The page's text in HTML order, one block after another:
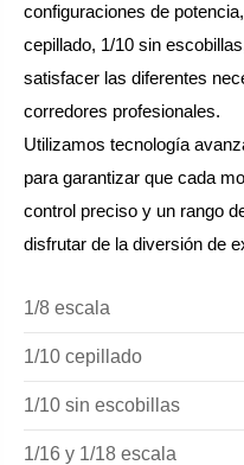
configuraciones de
cepillado, 1/10 sin
satisfacer las diferentes
corredores profesionales.
Utilizamos tecnología
para garantizar que cada
control preciso y un rango
disfrutar de la diversión de
1/8 escala
1/10 cepillado
1/10 sin escobillas
1/16 y 1/18 escala